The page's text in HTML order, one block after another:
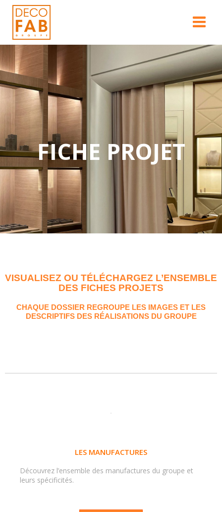
FICHE PROJET
VISUALISEZ OU TÉLÉCHARGEZ L’ENSEMBLE
DES FICHES PROJETS
CHAQUE DOSSIER REGROUPE LES IMAGES ET LES
DESCRIPTIFS DES RÉALISATIONS DU GROUPE
LES MANUFACTURES
Découvrez l’ensemble des manufactures du groupe et
leurs spécificités.